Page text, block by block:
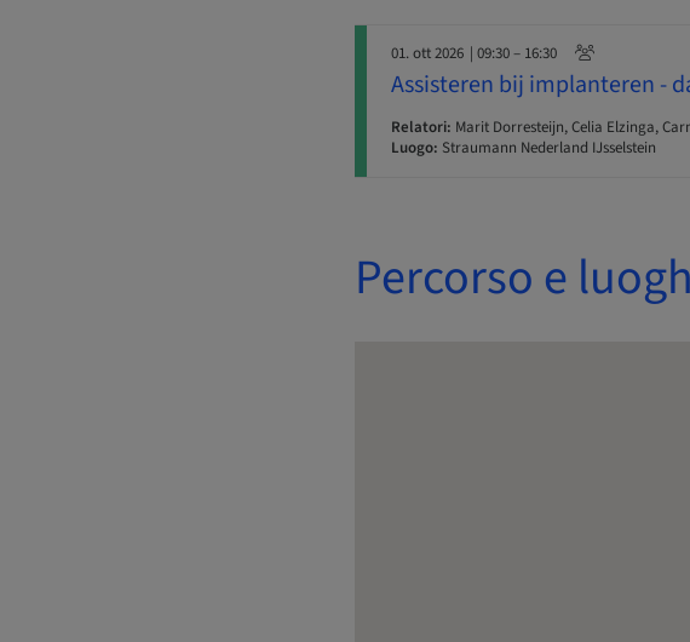
01. ott 2026 | 09:30 – 16:30
Assisteren bij implanteren -
Relatori: Marit Dorresteijn, Celia Elzinga,
Luogo: Straumann Nederland IJsselstein
Percorso e